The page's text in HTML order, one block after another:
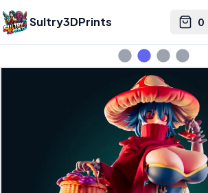
Sultry3DPrints 0
Cart